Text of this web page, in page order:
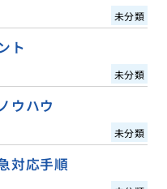
未分類
ト
未分類
ウハウ
未分類
対応手順